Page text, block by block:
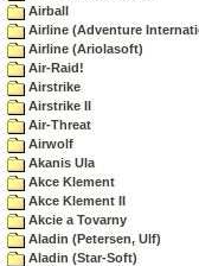
Airball
Airline (Adventure
Airline (Ariolasoft)
Air-Raid!
Airstrike
Airstrike II
Air-Threat
Airwolf
Akanis Ula
Akce Klement
Akce Klement II
Akcie a Tovarny
Aladin (Petersen, Ulf)
Aladin (Star-Soft)